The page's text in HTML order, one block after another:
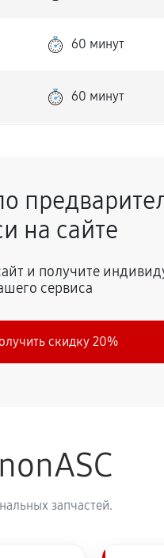
60 минут
60 минут
60 минут
на сайте
и получите
сервиса
скидку 20%
запчастей.